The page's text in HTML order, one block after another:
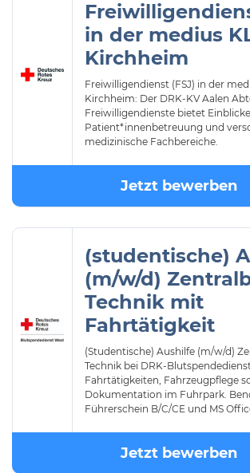
in der medius
Kirchheim
Freiwilligendienst (FSJ) in der
Kirchheim: Der DRK-KV Aalen
Freiwilligendienste bietet
Patient*innenbetreuung und
medizinische Fachbereiche.
Jetzt bewerben
(studentische)
(m/w/d)
Technik mit
Fahrtätigkeit
(Studentische) Aushilfe (m/w/d)
Technik bei DRK-
Fahrtätigkeiten, Fahrzeugpflege
Dokumentation im Fuhrpark.
Führerschein B/C/CE und MS
Jetzt bewerben